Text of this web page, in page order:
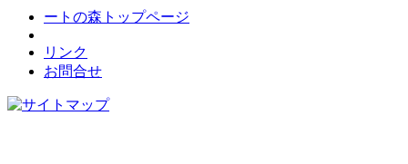
ートの森トップページ
リンク
お問合せ